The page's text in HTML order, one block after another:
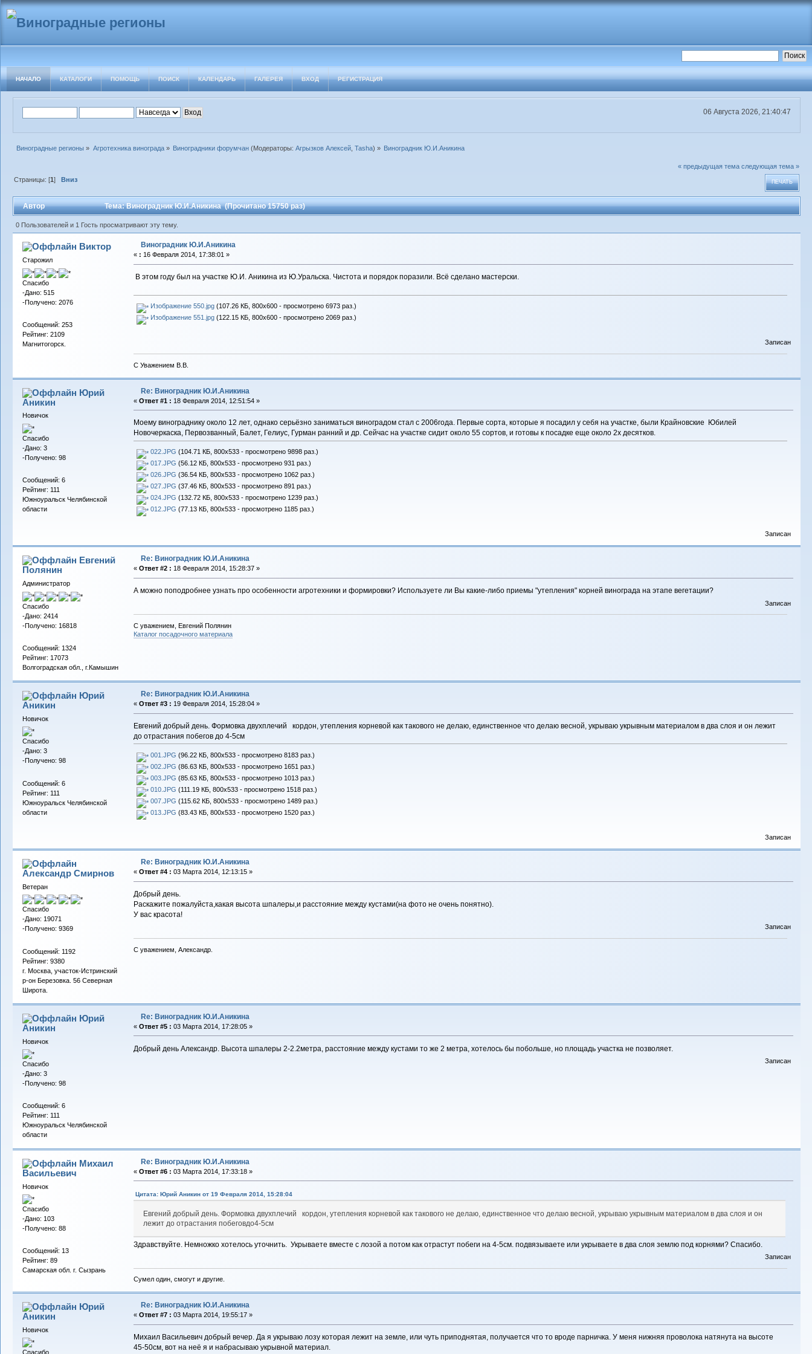
НАЧАЛО КАТАЛОГИ ПОМОЩЬ ПОИСК КАЛЕНДАРЬ ГАЛЕРЕЯ ВХОД РЕГИСТРАЦИЯ
06 Августа 2026, 21:40:47
Виноградные регионы » Агротехника винограда» Виноградники форумчан(Модераторы: Агрызков Алексей, Tasha) » Виноградник Ю.И.Аникина
« предыдущая тема следующая тема »
ПЕЧАТЬ
Страницы: [1] Вниз
Автор Тема: Виноградник Ю.И.Аникина (Прочитано 15750 раз)
0 Пользователей и 1 Гость просматривают эту тему.
Виктор
Старожил
Спасибо
-Дано: 515
-Получено: 2076
Сообщений: 253
Рейтинг: 2109
Магнитогорск.
Виноградник Ю.И.Аникина
« : 16 Февраля 2014, 17:38:01 »
В этом году был на участке Ю.И. Аникина из Ю.Уральска. Чистота и порядок поразили. Всё сделано мастерски.
Изображение 550.jpg(107.26 КБ, 800x600 - просмотрено 6973 раз.)
Изображение 551.jpg(122.15 КБ, 800x600 - просмотрено 2069 раз.)
Записан
С Уважением В.В.
Юрий
Аникин
Новичок
Спасибо
-Дано: 3
-Получено: 98
Сообщений: 6
Рейтинг: 111
Южноуральск Челябинской
области
Re: Виноградник Ю.И.Аникина
« Ответ #1 : 18 Февраля 2014, 12:51:54 »
Моему винограднику около 12 лет, однако серьёзно заниматься виноградом стал с 2006года. Первые сорта, которые я посадил у себя на участке, были Крайновские Юбилей
Новочеркаска, Первозванный, Балет, Гелиус, Гурман ранний и др. Сейчас на участке сидит около 55 сортов, и готовы к посадке еще около 2х десятков.
022.JPG (104.71 КБ, 800x533 - просмотрено 9898 раз.)
017.JPG (56.12 КБ, 800x533 - просмотрено 931 раз.)
026.JPG (36.54 КБ, 800x533 - просмотрено 1062 раз.)
027.JPG (37.46 КБ, 800x533 - просмотрено 891 раз.)
024.JPG (132.72 КБ, 800x533 - просмотрено 1239 раз.)
012.JPG (77.13 КБ, 800x533 - просмотрено 1185 раз.)
Записан
Евгений
Полянин
Администратор
Спасибо
-Дано: 2414
-Получено: 16818
Сообщений: 1324
Рейтинг: 17073
Волгоградская обл., г.Камышин
Re: Виноградник Ю.И.Аникина
« Ответ #2 : 18 Февраля 2014, 15:28:37 »
А можно поподробнее узнать про особенности агротехники и формировки? Используете ли Вы какие-либо приемы "утепления" корней винограда на этапе вегетации?
Записан
С уважением, Евгений Полянин
Каталог посадочного материала
Юрий
Аникин
Новичок
Спасибо
-Дано: 3
-Получено: 98
Сообщений: 6
Рейтинг: 111
Южноуральск Челябинской
области
Re: Виноградник Ю.И.Аникина
« Ответ #3 : 19 Февраля 2014, 15:28:04 »
Евгений добрый день. Формовка двухплечий кордон, утепления корневой как такового не делаю, единственное что делаю весной, укрываю укрывным материалом в два слоя и он лежит
до отрастания побегов до 4-5см
001.JPG (96.22 КБ, 800x533 - просмотрено 8183 раз.)
002.JPG (86.63 КБ, 800x533 - просмотрено 1651 раз.)
003.JPG (85.63 КБ, 800x533 - просмотрено 1013 раз.)
010.JPG (111.19 КБ, 800x533 - просмотрено 1518 раз.)
007.JPG (115.62 КБ, 800x533 - просмотрено 1489 раз.)
013.JPG (83.43 КБ, 800x533 - просмотрено 1520 раз.)
Записан
Александр Смирнов
Ветеран
Спасибо
-Дано: 19071
-Получено: 9369
Сообщений: 1192
Рейтинг: 9380
г. Москва, участок-Истринский
р-он Березовка. 56 Северная
Широта.
Re: Виноградник Ю.И.Аникина
« Ответ #4 : 03 Марта 2014, 12:13:15 »
Добрый день.
Раскажите пожалуйста,какая высота шпалеры,и расстояние между кустами(на фото не очень понятно).
У вас красота!
Записан
С уважением, Александр.
Юрий
Аникин
Новичок
Спасибо
-Дано: 3
-Получено: 98
Сообщений: 6
Рейтинг: 111
Южноуральск Челябинской
области
Re: Виноградник Ю.И.Аникина
« Ответ #5 : 03 Марта 2014, 17:28:05 »
Добрый день Александр. Высота шпалеры 2-2.2метра, расстояние между кустами то же 2 метра, хотелось бы побольше, но площадь участка не позволяет.
Записан
Михаил
Васильевич
Новичок
Спасибо
-Дано: 103
-Получено: 88
Сообщений: 13
Рейтинг: 89
Самарская обл. г. Сызрань
Re: Виноградник Ю.И.Аникина
« Ответ #6 : 03 Марта 2014, 17:33:18 »
Цитата: Юрий Аникин от 19 Февраля 2014, 15:28:04
Евгений добрый день. Формовка двухплечий кордон, утепления корневой как такового не делаю, единственное что делаю весной, укрываю укрывным материалом в два слоя и он
лежит до отрастания побеговдо4-5см
Здравствуйте. Немножко хотелось уточнить. Укрываете вместе с лозой а потом как отрастут побеги на 4-5см. подвязываете или укрываете в два слоя землю под корнями? Спасибо.
Записан
Сумел один, смогут и другие.
Юрий
Аникин
Новичок
Спасибо
Re: Виноградник Ю.И.Аникина
« Ответ #7 : 03 Марта 2014, 19:55:17 »
Михаил Васильевич добрый вечер. Да я укрываю лозу которая лежит на земле, или чуть приподнятая, получается что то вроде парничка. У меня нижняя проволока натянута на высоте
45-50см, вот на неё я и набрасываю укрывной материал.